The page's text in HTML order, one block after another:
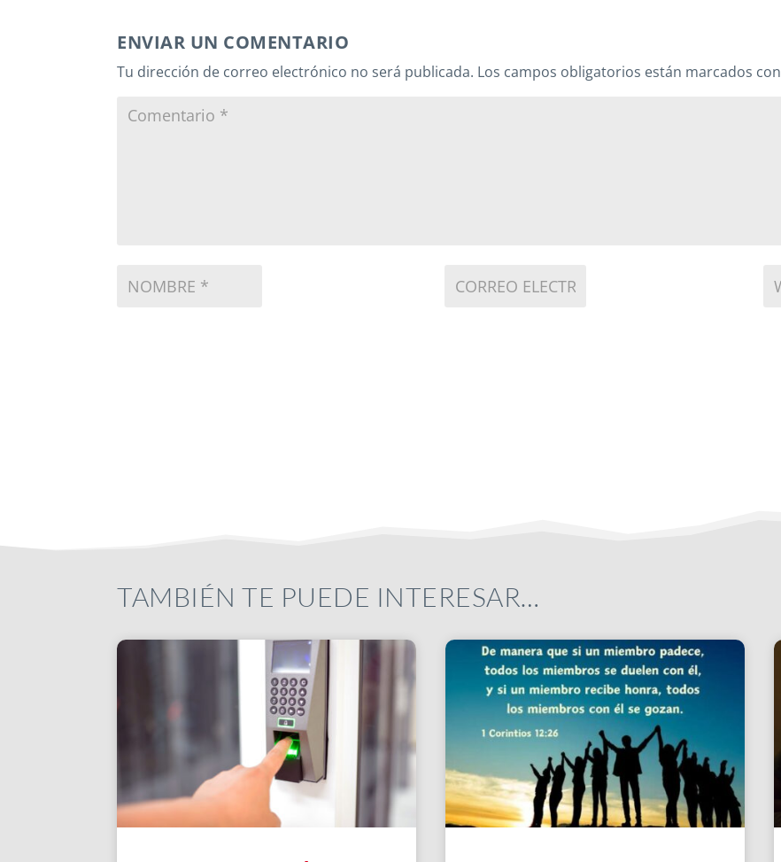
ENVIAR UN COMENTARIO
Tu dirección de correo electrónico no será publicada. Los campos obligatorios están marcados con
TAMBIÉN TE PUEDE INTERESAR…